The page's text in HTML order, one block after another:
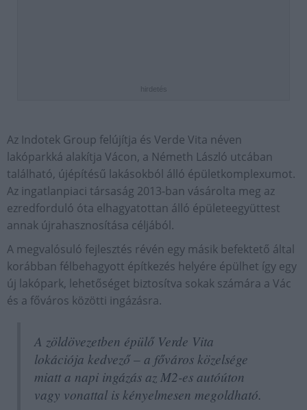
hirdetés
Az Indotek Group felújítja és Verde Vita néven
lakóparkká alakítja Vácon, a Németh László utcában
található, újépítésű lakásokból álló épületkomplexumot.
Az ingatlanpiaci társaság 2013-ban vásárolta meg az
ezredforduló óta elhagyatottan álló épületeegyüttest
annak újrahasznosítása céljából.
A megvalósuló fejlesztés révén egy másik befektető által
korábban félbehagyott építkezés helyére épülhet így egy
új lakópark, lehetőséget biztosítva sokak számára a Vác
és a főváros közötti ingázásra.
A zöldövezetben épülő Verde Vita
lokációja kedvező – a főváros közelsége
miatt a napi ingázás az M2-es autóúton
vagy vonattal is kényelmesen megoldható.